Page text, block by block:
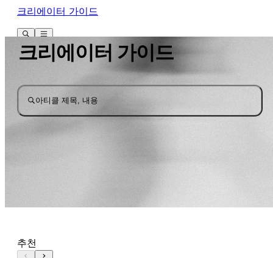
크리에이터 가이드
크리에이터 가이드
아티클 제목, 내용
추천